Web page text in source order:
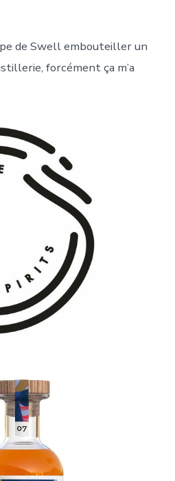
de Swell embouteiller un
forcément ça m’a